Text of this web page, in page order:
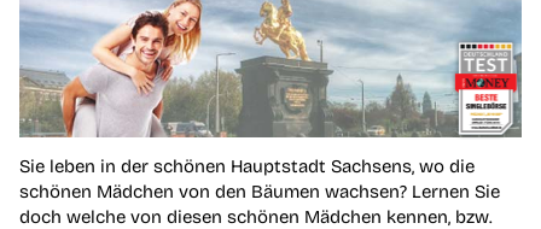
Sie leben in der schönen Hauptstadt Sachsens, wo die
schönen Mädchen von den Bäumen wachsen? Lernen Sie
doch welche von diesen schönen Mädchen kennen, bzw.